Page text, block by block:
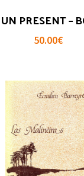
PRESENT –
50.00€